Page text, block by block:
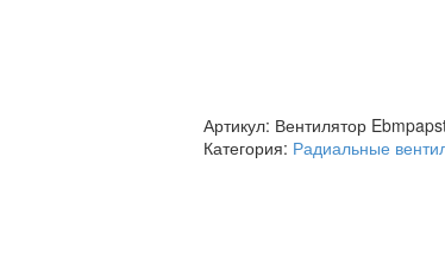
Артикул: Вентилятор
Категория: Радиальные